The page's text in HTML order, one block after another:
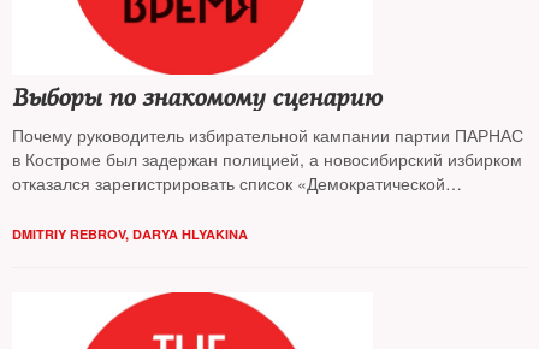
Выборы по знакомому сценарию
Почему руководитель избирательной кампании партии ПАРНАС
в Костроме был задержан полицией, а новосибирский избирком
отказался зарегистрировать список «Демократической
власть не приемлет соперников, играющих не по ее правилам,
DMITRIY REBROV, DARYA HLYAKINA